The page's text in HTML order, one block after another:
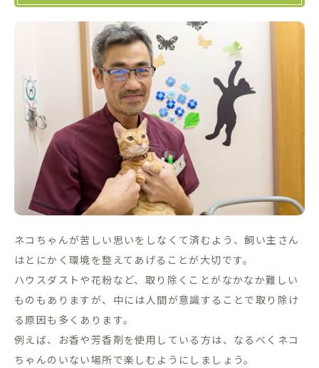
ネコちゃんが苦しい思いをしなくて済むよう、飼い主さん
はとにかく環境を整えてあげることが大切です。
ハウスダストや花粉など、取り除くことがなかなか難しい
ものもありますが、中には人間が意識することで取り除け
る原因も多くあります。
例えば、お香や芳香剤を使用している方は、なるべくネコ
ちゃんのいない場所で楽しむようにしましょう。